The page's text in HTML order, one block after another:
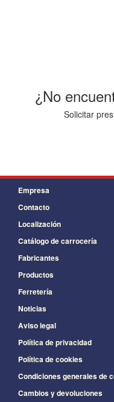
¿No
Solicitar
Empresa
Contacto
Localización
Catálogo de carrocería
Fabricantes
Productos
Ferretería
Noticias
Aviso legal
Política de privacidad
Política de cookies
Condiciones generales de
Cambios y devoluciones